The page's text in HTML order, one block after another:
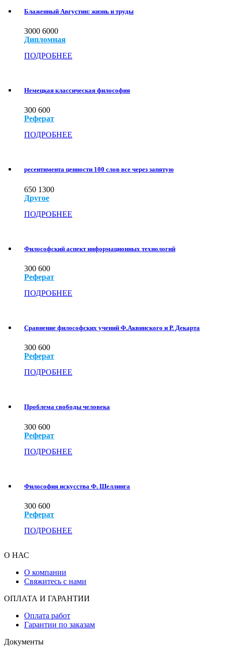
Блаженный Августин: жизнь и труды
3000 6000
Дипломная
ПОДРОБНЕЕ
Немецкая классическая философия
300 600
Реферат
ПОДРОБНЕЕ
ресентимента ценности 100 слов все через запятую
650 1300
Другое
ПОДРОБНЕЕ
Философский аспект информационных технологий
300 600
Реферат
ПОДРОБНЕЕ
Сравнение философских учений Ф.Аквинского и Р. Декарта
300 600
Реферат
ПОДРОБНЕЕ
Проблема свободы человека
300 600
Реферат
ПОДРОБНЕЕ
Философия искусства Ф. Шеллинга
300 600
Реферат
ПОДРОБНЕЕ
О НАС
О компании
Свяжитесь с нами
ОПЛАТА И ГАРАНТИИ
Оплата работ
Гарантии по заказам
Документы